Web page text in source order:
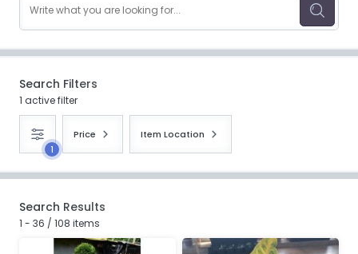
Search Filters
1 active filter
1
Price Item Location
Search Results
1 - 36 / 108 items